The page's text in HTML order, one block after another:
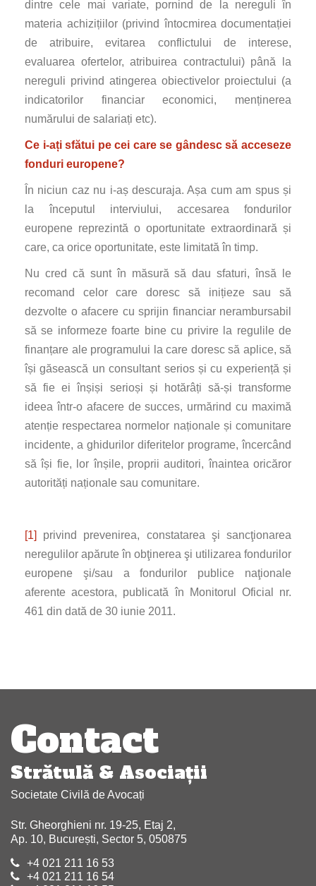
dintre cele mai variate, pornind de la nereguli în
materia achizițiilor (privind întocmirea documentației
de atribuire, evitarea conflictului de interese,
evaluarea ofertelor, atribuirea contractului) până la
nereguli privind atingerea obiectivelor proiectului (a
indicatorilor financiar economici, menținerea
numărului de salariați etc).
Ce i-ați sfătui pe cei care se gândesc să acceseze
fonduri europene?
În niciun caz nu i-aș descuraja. Așa cum am spus și
la începutul interviului, accesarea fondurilor
europene reprezintă o oportunitate extraordinară și
care, ca orice oportunitate, este limitată în timp.
Nu cred că sunt în măsură să dau sfaturi, însă le
recomand celor care doresc să inițieze sau să
dezvolte o afacere cu sprijin financiar nerambursabil
să se informeze foarte bine cu privire la regulile de
finanțare ale programului la care doresc să aplice, să
își găsească un consultant serios și cu experiență și
să fie ei înșiși serioși și hotărâți să-și transforme
ideea într-o afacere de succes, urmărind cu maximă
atenție respectarea normelor naționale și comunitare
incidente, a ghidurilor diferitelor programe, încercând
să își fie, lor înșile, proprii auditori, înaintea oricăror
autorități naționale sau comunitare.
[1]
privind prevenirea, constatarea şi sancţionarea
neregulilor apărute în obţinerea şi utilizarea fondurilor
europene şi/sau a fondurilor publice naţionale
aferente acestora, publicată în Monitorul Oficial nr.
461 din dată de 30 iunie 2011.
Navigare
articole
Contact
Strătulă & Asociaţii
Societate Civilă de Avocați
Str. Gheorghieni nr. 19-25, Etaj 2,
Ap. 10, București, Sector 5, 050875
+4 021 211 16 53
+4 021 211 16 54